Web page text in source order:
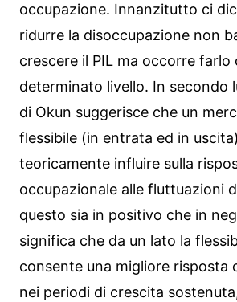
occupazione. Innanzitutto ci
ridurre la disoccupazione non
crescere il PIL ma occorre farlo
determinato livello. In secondo
di Okun suggerisce che un
flessibile (in entrata ed in
teoricamente influire sulla
occupazionale alle fluttuazioni
questo sia in positivo che in
significa che da un lato la
consente una migliore risposta
nei periodi di crescita